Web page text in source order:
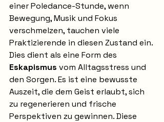
einer Poledance-Stunde, wenn
Bewegung, Musik und Fokus
verschmelzen, tauchen viele
Praktizierende in diesen Zustand ein.
Dies dient als eine Form des
Eskapismus vom Alltagsstress und
den Sorgen. Es ist eine bewusste
Auszeit, die dem Geist erlaubt, sich
zu regenerieren und frische
Perspektiven zu gewinnen. Diese